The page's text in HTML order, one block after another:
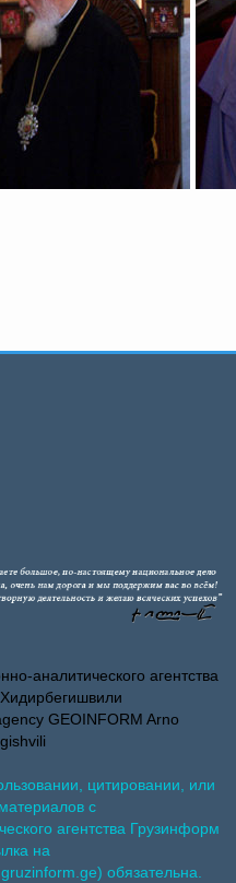
аналитического агентства
GEOINFORM Arno
цитировании, или
с
агентства Грузинформ
на
обязательна.